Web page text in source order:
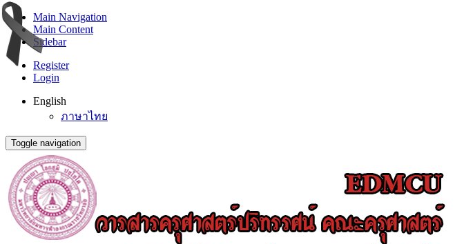
Main Navigation
Main Content
Sidebar
Register
Login
English
ภาษาไทย
Toggle navigation